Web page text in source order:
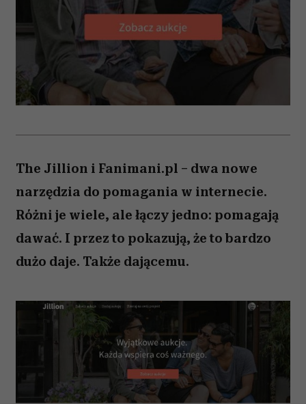
The Jillion i Fanimani.pl – dwa nowe
narzędzia do pomagania w internecie.
Różni je wiele, ale łączy jedno: pomagają
dawać. I przez to pokazują, że to bardzo
dużo daje. Także dającemu.